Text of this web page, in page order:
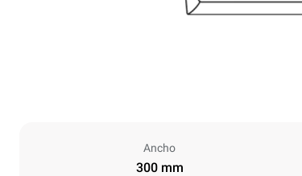
Ancho
300 mm